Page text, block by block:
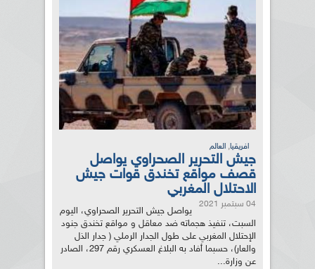
افريقيا, العالم
جيش التحرير الصحراوي يواصل
قصف مواقع تخندق قوات جيش
الاحتلال المغربي
04 سبتمبر 2021
يواصل جيش التحرير الصحراوي، اليوم
السبت، تنفيذ هجماته ضد معاقل و مواقع تخندق جنود
الإحتلال المغربي على طول الجدار الرملي ( جدار الذل
والعار)، حسبما أفاد به البلاغ العسكري رقم 297، الصادر
عن وزارة...